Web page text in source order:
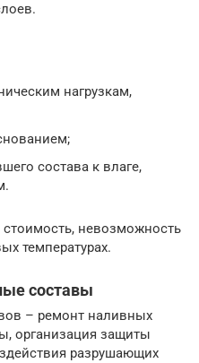
нагрузкам,
состава к влаге,
невозможность
температурах.
составы
– ремонт наливных
организация защиты
разрушающих